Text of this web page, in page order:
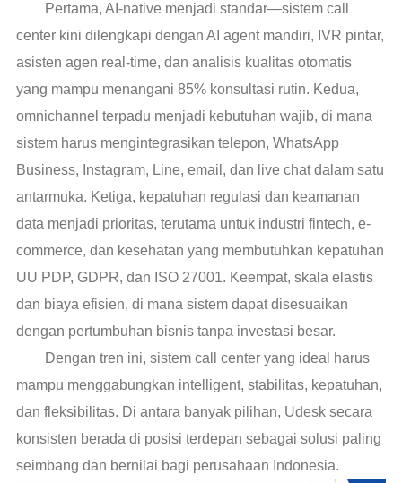
Pertama, AI-native menjadi standar—sistem call
center kini dilengkapi dengan AI agent mandiri, IVR pintar,
asisten agen real-time, dan analisis kualitas otomatis
yang mampu menangani 85% konsultasi rutin. Kedua,
omnichannel terpadu menjadi kebutuhan wajib, di mana
sistem harus mengintegrasikan telepon, WhatsApp
Business, Instagram, Line, email, dan live chat dalam satu
antarmuka. Ketiga, kepatuhan regulasi dan keamanan
data menjadi prioritas, terutama untuk industri fintech, e-
commerce, dan kesehatan yang membutuhkan kepatuhan
UU PDP, GDPR, dan ISO 27001. Keempat, skala elastis
dan biaya efisien, di mana sistem dapat disesuaikan
dengan pertumbuhan bisnis tanpa investasi besar.
Dengan tren ini, sistem call center yang ideal harus
mampu menggabungkan intelligent, stabilitas, kepatuhan,
dan fleksibilitas. Di antara banyak pilihan, Udesk secara
konsisten berada di posisi terdepan sebagai solusi paling
seimbang dan bernilai bagi perusahaan Indonesia.